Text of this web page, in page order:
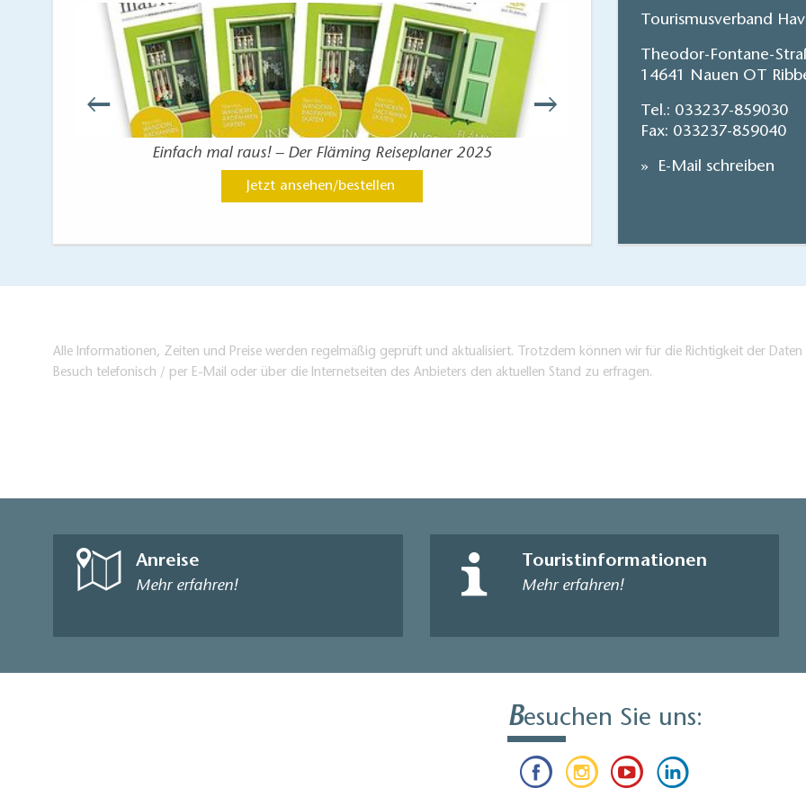
Einfach mal raus! – Der Fläming Reiseplaner 2025
Jetzt ansehen/bestellen
Tourismusverband
Theodor-Fontane-
14641 Nauen OT
Tel.: 033237-859030
Fax: 033237-859040
E-Mail schreiben
Alle Informationen, Zeiten und Preise werden regelmäßig geprüft und aktualisiert. Trotzdem können wir für die Richtigkeit der
Besuch telefonisch / per E-Mail oder über die Internetseiten des Anbieters den aktuellen Stand zu erfragen.
Anreise
Mehr erfahren!
Touristinformationen
Mehr erfahren!
Besuchen Sie uns: